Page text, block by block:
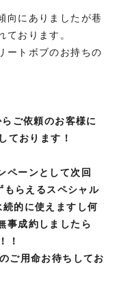
向にありましたが巷
ております。
ートボブのお持ちの
ご依頼のお客様に
ております！
ペーンとして次回
らえるスペシャル
的に使えますし何
事成約しましたら
！
ご用命お待ちしてお